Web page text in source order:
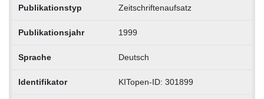
Publikationstyp Zeitschriftenaufsatz
Publikationsjahr 1999
Sprache Deutsch
Identifikator KITopen-ID: 301899